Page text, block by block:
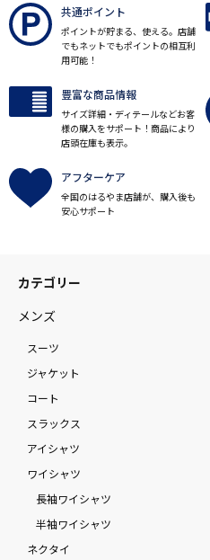
共通ポイント
ポイントが貯まる、使える。店舗
でもネットでもポイントの相互利
用可能！
豊富な商品情報
サイズ詳細・ディテールなどお客
様の購入をサポート！商品により
店頭在庫も表示。
アフターケア
全国のはるやま店舗が、購入後も
安心サポート
カテゴリー
メンズ
スーツ
ジャケット
コート
スラックス
アイシャツ
ワイシャツ
長袖ワイシャツ
半袖ワイシャツ
ネクタイ